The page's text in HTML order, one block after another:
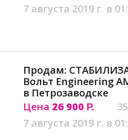
7 августа 2019 г. в
Продам:
Вольт Engineering
в Петрозаводске
Цена 26 900 Р.
7 августа 2019 г. в